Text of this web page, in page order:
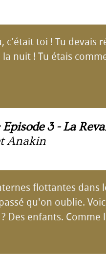
c'était toi ! Tu devais
nuit ! Tu étais
3 - La
Anakin
flottantes dans
qu'on oublie.
Des enfants.